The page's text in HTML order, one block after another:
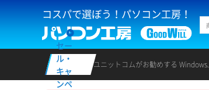
コスパで選ぼう！パソコン工房！
セー
ル・
キャ
ンペ
ユニットコムがお勧めする Windows.